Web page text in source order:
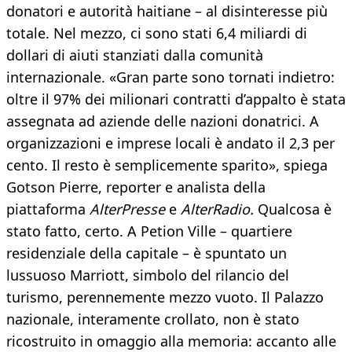
donatori e autorità haitiane – al disinteresse più
totale. Nel mezzo, ci sono stati 6,4 miliardi di
dollari di aiuti stanziati dalla comunità
internazionale. «Gran parte sono tornati indietro:
oltre il 97% dei milionari contratti d’appalto è stata
assegnata ad aziende delle nazioni donatrici. A
organizzazioni e imprese locali è andato il 2,3 per
cento. Il resto è semplicemente sparito», spiega
Gotson Pierre, reporter e analista della
piattaforma AlterPressee AlterRadio. Qualcosa è
stato fatto, certo. A Petion Ville – quartiere
residenziale della capitale – è spuntato un
lussuoso Marriott, simbolo del rilancio del
turismo, perennemente mezzo vuoto. Il Palazzo
nazionale, interamente crollato, non è stato
ricostruito in omaggio alla memoria: accanto alle